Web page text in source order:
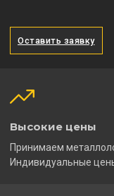
Оставить заявку
Высокие цены
Принимаем
Индивидуальные